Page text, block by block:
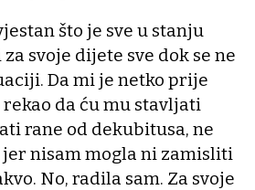
što je sve u stanju
svoje dijete sve dok se ne
Da mi je netko prije
da ću mu stavljati
rane od dekubitusa, ne
nisam mogla ni zamisliti
No, radila sam. Za svoje